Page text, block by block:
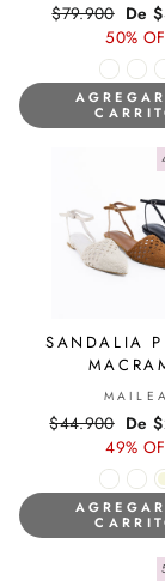
Precio
habitual
$79.900
de
oferta
De
50%
SANDALIA
MAILEA
Precio
habitual
$44.900
de
De
49%